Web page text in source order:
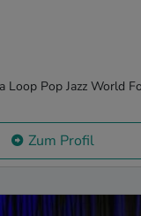
Loop Pop Jazz World
Zum Profil